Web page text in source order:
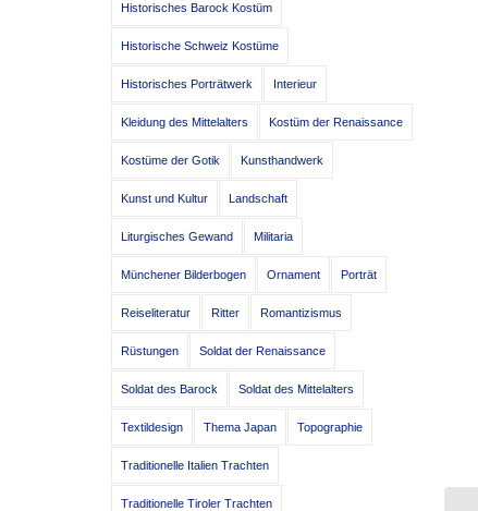
Historisches Barock Kostüm
Historische Schweiz Kostüme
Historisches Porträtwerk Interieur
Kleidung des Mittelalters Kostüm der Renaissance
Kostüme der Gotik Kunsthandwerk
Kunst und Kultur Landschaft
Liturgisches Gewand Militaria
Münchener Bilderbogen Ornament Porträt
Reiseliteratur Ritter Romantizismus
Rüstungen Soldat der Renaissance
Soldat des Barock Soldat des Mittelalters
Textildesign Thema Japan Topographie
Traditionelle Italien Trachten
Traditionelle Tiroler Trachten